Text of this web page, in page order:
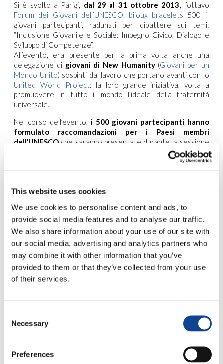
This website uses cookies
We use cookies to personalise content and ads, to
provide social media features and to analyse our traffic.
We also share information about your use of our site with
our social media, advertising and analytics partners who
may combine it with other information that you’ve
provided to them or that they’ve collected from your use
of their services.
Selection
Necessary
Preferences
Si è svolto a Parigi, dal 29 al 31 ottobre 2013, l’ottavo
Forum dei Giovani dell’UNESCO. bijoux bracelets 500 i
giovani partecipanti, radunati per dibattere sui temi:
“Inclusione Giovanile e Sociale: Impegno Civico, Dialogo e
Sviluppo di Competenze”.
All’evento, era presente per la prima volta anche una
delegazione di giovani di New Humanity(Giovani per un
Mondo Unito) sospinti dal lavoro che portano avanti con lo
United World Project: la loro grande iniziativa, volta a
promuovere in tutto il mondo l’ideale della fraternità
universale.
Nel corso dell’evento, i 500 giovani partecipanti hanno
formulato raccomandazioni per i Paesi membri
dell’UNESCO che saranno presentate durante la sessione
del 37 ° Conferenza Generale dell’UNESCO che si terrà dal
I partecipanti hanno
UNESCO Youth Forum”.
La partecipazione dei
Giovani per un Mondo
Unito al
Forumè stata
sospinta dagli sviluppi che sta
avendo lo United World
Project anche presso
l’UNESCO.custodia cover
iphone L’incontro è stato
originale a questa “fabbrica di idee per cambiare il mondo”.
fatto qualche proposta di raccomandazione ispirata alle
nostre esperienze concrete.
Ha riscosso